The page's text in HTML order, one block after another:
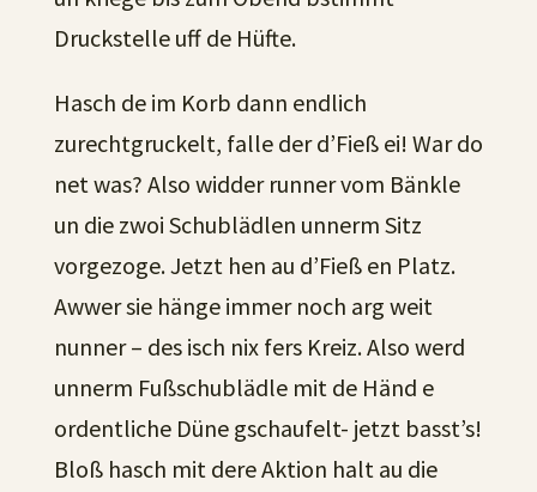
Druckstelle uff de Hüfte.
Hasch de im Korb dann endlich
zurechtgruckelt, falle der d’Fieß ei! War do
net was? Also widder runner vom Bänkle
un die zwoi Schublädlen unnerm Sitz
vorgezoge. Jetzt hen au d’Fieß en Platz.
Awwer sie hänge immer noch arg weit
nunner – des isch nix fers Kreiz. Also werd
unnerm Fußschublädle mit de Händ e
ordentliche Düne gschaufelt- jetzt basst’s!
Bloß hasch mit dere Aktion halt au die